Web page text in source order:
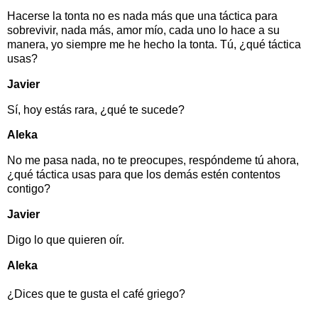
Hacerse la tonta no es nada más que una táctica para
sobrevivir, nada más, amor mío, cada uno lo hace a su
manera, yo siempre me he hecho la tonta. Tú, ¿qué táctica
usas?
Javier
Sí, hoy estás rara, ¿qué te sucede?
Aleka
No me pasa nada, no te preocupes, respóndeme tú ahora,
¿qué táctica usas para que los demás estén contentos
contigo?
Javier
Digo lo que quieren oír.
Aleka
¿Dices que te gusta el café griego?